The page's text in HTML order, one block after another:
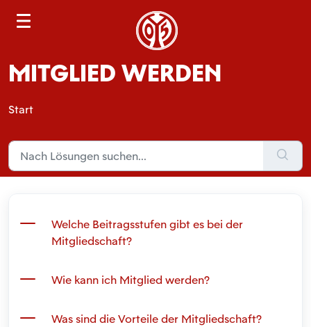
MITGLIED WERDEN
Start
Welche Beitragsstufen gibt es bei der
Mitgliedschaft?
Wie kann ich Mitglied werden?
Was sind die Vorteile der Mitgliedschaft?